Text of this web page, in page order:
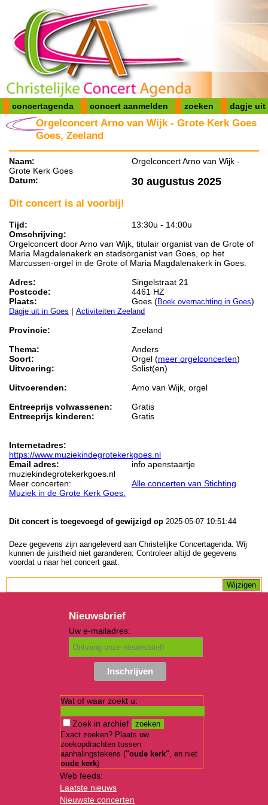
concertagenda concert aanmelden zoeken dagje uit
Orgelconcert Arno van Wijk - Grote Kerk Goes
Goes, Zeeland
Naam:
Orgelconcert Arno van Wijk -
Grote Kerk Goes
Datum:
30 augustus 2025
Dit concert is al voorbij!
Tijd:
13:30u - 14:00u
Omschrijving:
Orgelconcert door Arno van Wijk, titulair organist van de Grote of
Maria Magdalenakerk en stadsorganist van Goes, op het
Marcussen-orgel in de Grote of Maria Magdalenakerk in Goes.
Adres:
Singelstraat 21
Postcode:
4461 HZ
Plaats:
Goes (Boek overnachting in Goes)
Dagje uit in Goes | Activiteiten Zeeland
Provincie:
Zeeland
Thema:
Anders
Soort:
Orgel (meer orgelconcerten)
Uitvoering:
Solist(en)
Uitvoerenden:
Arno van Wijk, orgel
Entreeprijs volwassenen:
Gratis
Entreeprijs kinderen:
Gratis
Internetadres:
https://www.muziekindegrotekerkgoes.nl
Email adres:
info apenstaartje
muziekindegrotekerkgoes.nl
Meer concerten:
Alle concerten van Stichting
Muziek in de Grote Kerk Goes.
Dit concert is toegevoegd of gewijzigd op 2025-05-07 10:51:44
Deze gegevens zijn aangeleverd aan Christelijke Concertagenda. Wij
kunnen de juistheid niet garanderen: Controleer altijd de gegevens
voordat u naar het concert gaat.
Nieuwsbrief
Uw e-mailadres:
Wat of waar zoekt u:
Zoek in archief
Exact zoeken? Plaats uw
zoekopdrachten tussen
aanhalingstekens ("oude kerk", en niet
oude kerk)
Web feeds:
Laatste nieuws
Nieuwste concerten